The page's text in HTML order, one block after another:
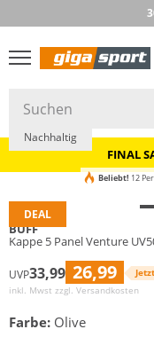
PREIS & WERT
FINAL
DEAL
Nachhaltig
Beliebt! 12
BUFF
Kappe 5 Panel Venture
UVP33,99 26,99 Jetzt
inkl. Mwst zzgl. Versandkosten
Farbe: Olive